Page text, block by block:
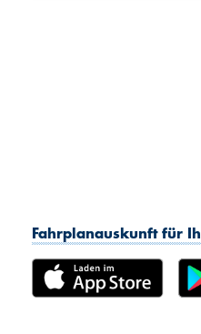
Fahrplanauskunft für